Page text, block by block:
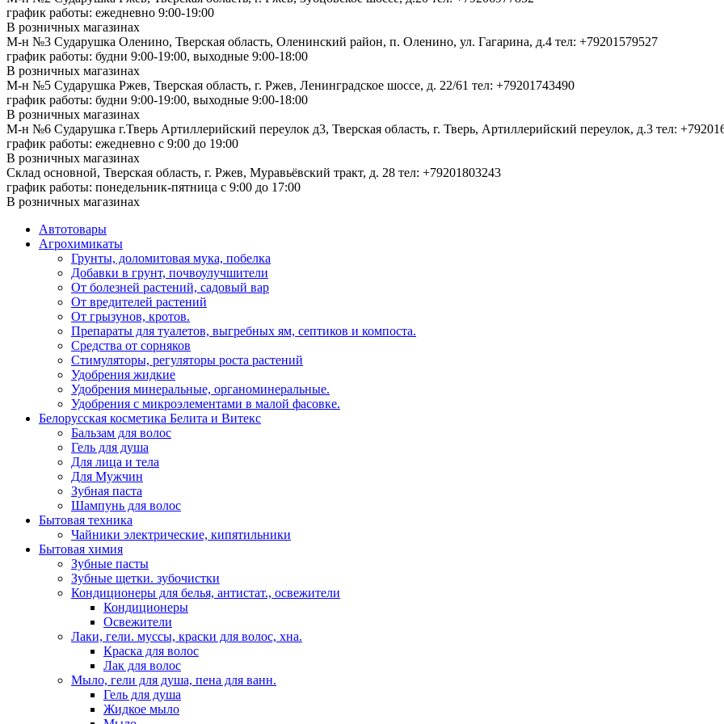
график работы: ежедневно 9:00-19:00
В розничных магазинах
М-н №3 Сударушка Оленино, Тверская область, Оленинский район, п. Оленино, ул. Гагарина, д.4 тел: +79201579527
график работы: будни 9:00-19:00, выходные 9:00-18:00
В розничных магазинах
М-н №5 Сударушка Ржев, Тверская область, г. Ржев, Ленинградское шоссе, д. 22/61 тел: +79201743490
график работы: будни 9:00-19:00, выходные 9:00-18:00
В розничных магазинах
М-н №6 Сударушка г.Тверь Артиллерийский переулок д3, Тверская область, г. Тверь, Артиллерийский переулок, д.3 тел:
график работы: ежедневно с 9:00 до 19:00
В розничных магазинах
Склад основной, Тверская область, г. Ржев, Муравьёвский тракт, д. 28 тел: +79201803243
график работы: понедельник-пятница с 9:00 до 17:00
В розничных магазинах
Автотовары
Агрохимикаты
Грунты, доломитовая мука, побелка
Добавки в грунт, почвоулучшители
От болезней растений, садовый вар
От вредителей растений
От грызунов, кротов.
Препараты для туалетов, выгребных ям, септиков и компоста.
Средства от сорняков
Стимуляторы, регуляторы роста растений
Удобрения жидкие
Удобрения минеральные, органоминеральные.
Удобрения с микроэлементами в малой фасовке.
Белорусская косметика Белита и Витекс
Бальзам для волос
Гель для душа
Для лица и тела
Для Мужчин
Зубная паста
Шампунь для волос
Бытовая техника
Чайники электрические, кипятильники
Бытовая химия
Зубные пасты
Зубные щетки. зубочистки
Кондиционеры для белья, антистат., освежители
Кондиционеры
Освежители
Лаки, гели. муссы, краски для волос, хна.
Краска для волос
Лак для волос
Мыло, гели для душа, пена для ванн.
Гель для душа
Жидкое мыло